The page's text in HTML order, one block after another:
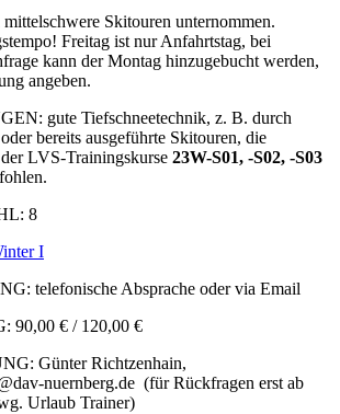
Skitouren unternommen.
Freitag ist nur Anfahrtstag, bei
kann der Montag hinzugebucht werden,
angeben.
gute Tiefschneetechnik, z. B. durch
bereits ausgeführte Skitouren, die
LVS-Trainingskurse 23W-S01, -S02, -S03
8
I
telefonische Absprache oder via Email
90,00 € / 120,00 €
Günter Richtzenhain,
nuernberg.de (für Rückfragen erst ab
Urlaub Trainer)